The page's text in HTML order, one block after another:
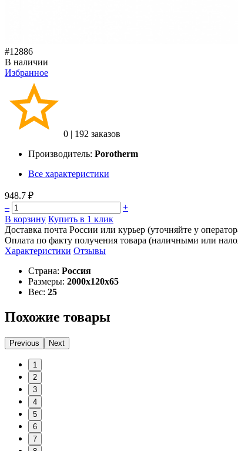
#12886
В наличии
Избранное
0 | 192 заказов
Производитель: Porotherm
Все характеристики
948.7 ₽
–
+
В корзину Купить в 1 клик
Доставка почта России или курьер (уточняйте у
Оплата по факту получения товара (наличными или
Характеристики Отзывы
Страна: Россия
Размеры: 2000х120х65
Вес: 25
Похожие товары
Previous Next
1
2
3
4
5
6
7